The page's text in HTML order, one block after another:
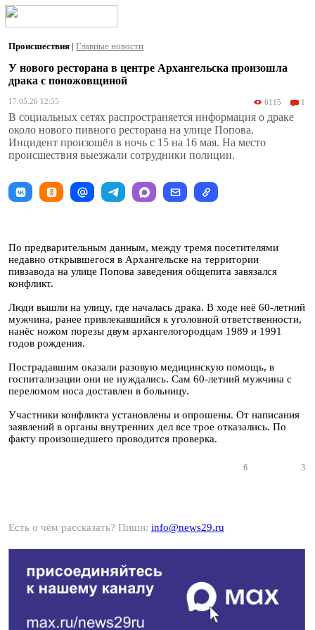
Происшествия | Главные новости
У нового ресторана в центре Архангельска произошла
драка с поножовщиной
17.05.26 12:55 6115 1
В социальных сетях распространяется информация о драке
около нового пивного ресторана на улице Попова.
Инцидент произошёл в ночь с 15 на 16 мая. На место
происшествия выезжали сотрудники полиции.
По предварительным данным, между тремя посетителями
недавно открывшегося в Архангельске на территории
пивзавода на улице Попова заведения общепита завязался
конфликт.
Люди вышли на улицу, где началась драка. В ходе неё 60-летний
мужчина, ранее привлекавшийся к уголовной ответственности,
нанёс ножом порезы двум архангелогородцам 1989 и 1991
годов рождения.
Пострадавшим оказали разовую медицинскую помощь, в
госпитализации они не нуждались. Сам 60-летний мужчина с
переломом носа доставлен в больницу.
Участники конфликта установлены и опрошены. От написания
заявлений в органы внутренних дел все трое отказались. По
факту произошедшего проводится проверка.
6 3
Есть о чём рассказать? Пиши: info@news29.ru